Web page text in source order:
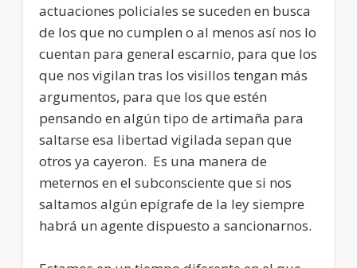
actuaciones policiales se suceden en busca
de los que no cumplen o al menos así nos lo
cuentan para general escarnio, para que los
que nos vigilan tras los visillos tengan más
argumentos, para que los que estén
pensando en algún tipo de artimaña para
saltarse esa libertad vigilada sepan que
otros ya cayeron. Es una manera de
meternos en el subconsciente que si nos
saltamos algún epígrafe de la ley siempre
habrá un agente dispuesto a sancionarnos.